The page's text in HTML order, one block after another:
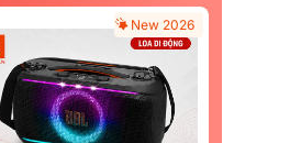
New 2026